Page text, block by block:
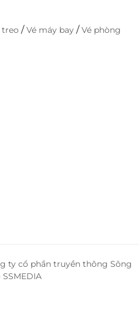
trên LifeLink.vn!
treo /Vé máy bay /Vé phòng
ty cổ phần truyền thông Sông